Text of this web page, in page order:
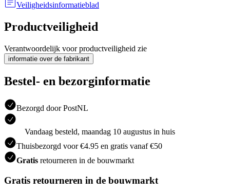
Veiligheidsinformatieblad
Productveiligheid
Verantwoordelijk voor productveiligheid zie
informatie over de fabrikant
Bestel- en bezorginformatie
Bezorgd door PostNL
Vandaag besteld, maandag 10 augustus in huis
Thuisbezorgd voor €4.95 en gratis vanaf €50
Gratis retourneren in de bouwmarkt
Gratis retourneren in de bouwmarkt